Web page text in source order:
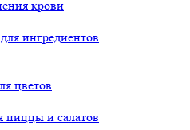
крови
ингредиентов
цветов
пиццы и салатов